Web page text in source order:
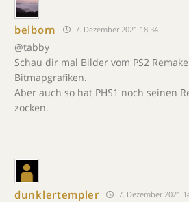
belborn 7. Dezember 2021 18:34
@tabby
Schau dir mal Bilder vom PS2
Bitmapgrafiken.
Aber auch so hat PHS1 noch seinen
zocken.
dunklertempler 7. Dezember 2021